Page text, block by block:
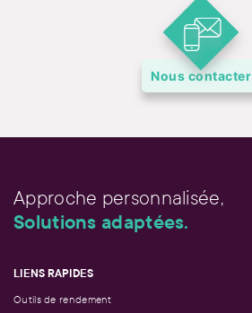
Nous contacter
Approche personnalisée,
Solutions adaptées.
LIENS RAPIDES
Outils de rendement